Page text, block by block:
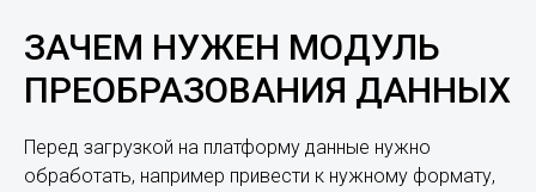
ЗАЧЕМ НУЖЕН МОДУЛЬ
ПРЕОБРАЗОВАНИЯ ДАННЫХ
Перед загрузкой на платформу данные нужно
обработать, например привести к нужному формату,